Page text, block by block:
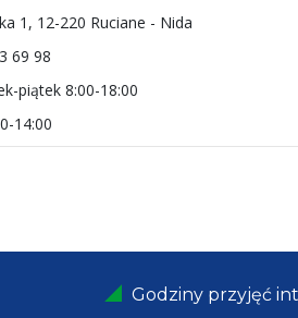
1, 12-220 Ruciane - Nida
69 98
piątek 8:00-18:00
14:00
Godziny przyjęć